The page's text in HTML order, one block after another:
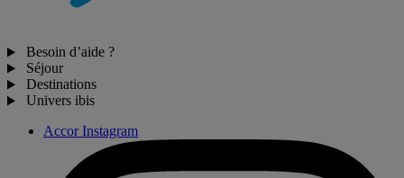
Besoin d’aide ?
Séjour
Destinations
Univers ibis
Accor Instagram